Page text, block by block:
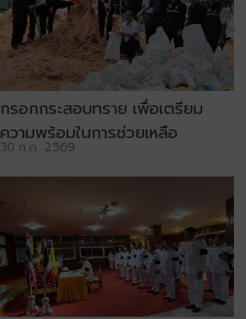
กรอกกระสอบทราย เพื่อเตรียม
ความพร้อมในการช่วยเหลือ
ประชาชน
30 ก.ค. 2569